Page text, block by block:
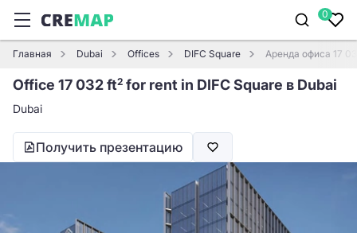
0
Главная Dubai Offices DIFC Square Аренда офиса 17
Office 17 032 ft2 for rent in DIFC Square в Dubai
Dubai
Получить презентацию